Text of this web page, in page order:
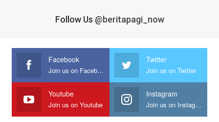
Follow Us @beritapagi_now
Facebook
Join us on Facebook
Twitter
Join us on Twitter
Youtube
Join us on Youtube
Instagram
Join us on Instagram